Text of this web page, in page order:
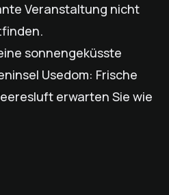
Veranstaltung nicht
sonnengeküsste
Usedom: Frische
erwarten Sie wie